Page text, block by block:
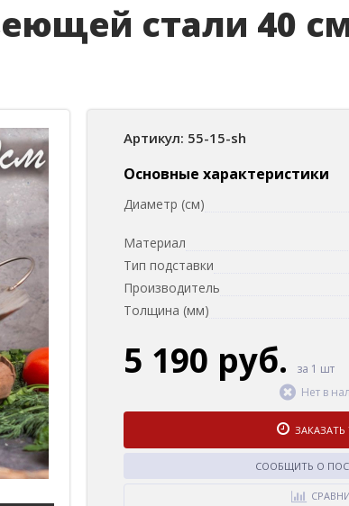
стали 40
Артикул: 55-15-sh
Основные характеристики
Диаметр (см)
Материал
Тип подставки
Производитель
Толщина (мм)
5 190 руб.
за 1 шт
Нет в
ЗАКАЗАТЬ
СООБЩИТЬ О